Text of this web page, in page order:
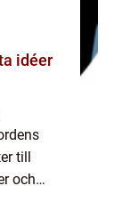
till
och